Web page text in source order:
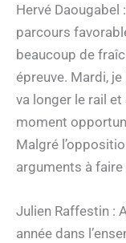
Hervé Daougabel
parcours
beaucoup de
épreuve. Mardi,
va longer le rail et
moment
Malgré
arguments à faire
Julien Raffestin :
année dans